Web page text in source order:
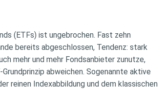
(ETFs) ist ungebrochen. Fast zehn
bereits abgeschlossen, Tendenz: stark
mehr und mehr Fondsanbieter zunutze,
abweichen. Sogenannte aktive
reinen Indexabbildung und dem klassischen